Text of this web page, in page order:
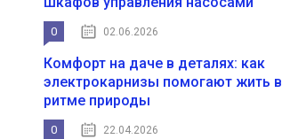
0 02.06.2026
Комфорт на даче в деталях: как
электрокарнизы помогают жить в
ритме природы
0 22.04.2026